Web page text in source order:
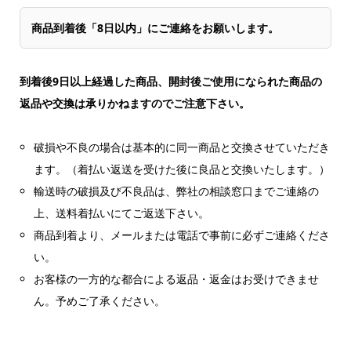
商品到着後「8日以内」にご連絡をお願いします。
到着後9日以上経過した商品、開封後ご使用になられた商品の
返品や交換は承りかねますのでご注意下さい。
破損や不良の場合は基本的に同一商品と交換させていただき
ます。（着払い返送を受けた後に良品と交換いたします。）
輸送時の破損及び不良品は、弊社の相談窓口までご連絡の
上、送料着払いにてご返送下さい。
商品到着より、メールまたは電話で事前に必ずご連絡くださ
い。
お客様の一方的な都合による返品・返金はお受けできませ
ん。予めご了承ください。